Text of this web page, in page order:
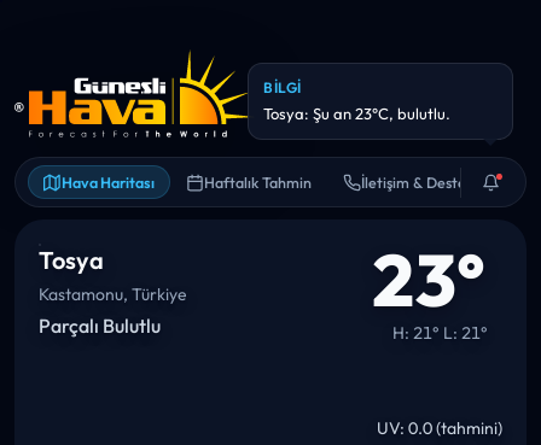
Hava Haritası Haftalık Tahmin İletişim & Destek
BILGI
Tosya: Şu an 23°C, bulutlu.
Tosya
Kastamonu, Türkiye
Parçalı Bulutlu 23°
H: 21° L: 21°
UV: 0.0 (tahmini)